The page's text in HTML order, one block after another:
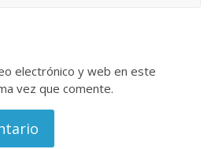
electrónico y web en este
vez que comente.